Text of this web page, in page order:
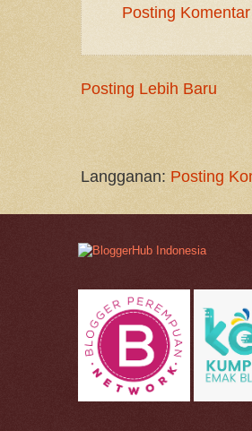
Posting Komentar
Posting Lebih Baru
Langganan: Posting